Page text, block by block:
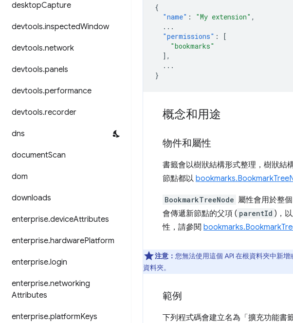
desktopCapture
devtools.inspectedWindow
devtools.network
devtools.panels
devtools.performance
devtools.recorder
dns
documentScan
dom
downloads
enterprise.deviceAttributes
enterprise.hardwarePlatform
enterprise.login
enterprise.networking
Attributes
enterprise.platformKeys
{
"name" : "My extension" ,
...
"permissions" :
[
"bookmarks"
],
...
}
概念和用途
物件和屬性
書籤會以樹狀結構形式整理，樹狀結
節點都以
BookmarkTreeNode 屬性會用於整個
會傳遞新節點的父項 ( parentId )，
性，請參閱
注意： 您無法使用這個 API 在根資料夾中新
資料夾。
範例
下列程式碼會建立名為「擴充功能書